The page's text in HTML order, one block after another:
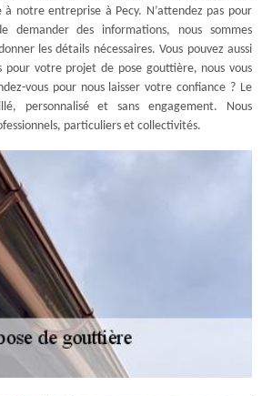
notre entreprise à Pecy. N’attendez pas pour
demander des informations, nous sommes
les détails nécessaires. Vous pouvez aussi
pour votre projet de pose gouttière, nous vous
vous pour nous laisser votre confiance ? Le
personnalisé et sans engagement. Nous
particuliers et collectivités.